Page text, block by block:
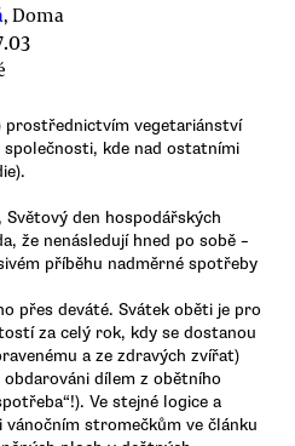
, Doma
prostřednictvím vegetariánství
kde nad ostatními
den hospodářských
že nenásledují hned po sobě –
příběhu nadměrné spotřeby
přes deváté. Svátek oběti je pro
za celý rok, kdy se dostanou
a ze zdravých zvířat)
dílem z obětního
Ve stejné logice a
stromečkům ve článku